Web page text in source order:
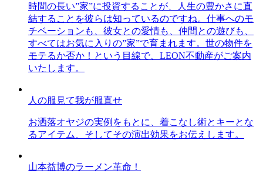
時間の長い”家”に投資することが、人生の豊かさに直
結することを彼らは知っているのですね。仕事へのモ
チベーションも、彼女との愛情も、仲間との遊びも、
すべてはお気に入りの”家”で育まれます。世の物件を
モテるか否か！という目線で、LEON不動産がご案内
いたします。
人の服見て我が服直せ
お洒落オヤジの実例をもとに、着こなし術とキーとな
るアイテム、そしてその演出効果をお伝えします。
山本益博のラーメン革命！